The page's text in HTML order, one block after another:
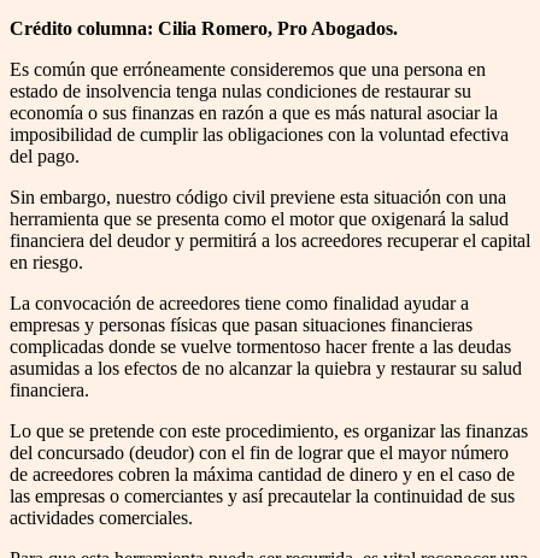
Crédito columna: Cilia Romero, Pro Abogados.
Es común que erróneamente consideremos que una persona en
estado de insolvencia tenga nulas condiciones de restaurar su
economía o sus finanzas en razón a que es más natural asociar la
imposibilidad de cumplir las obligaciones con la voluntad efectiva
del pago.
Sin embargo, nuestro código civil previene esta situación con una
herramienta que se presenta como el motor que oxigenará la salud
financiera del deudor y permitirá a los acreedores recuperar el capital
en riesgo.
La convocación de acreedores tiene como finalidad ayudar a
empresas y personas físicas que pasan situaciones financieras
complicadas donde se vuelve tormentoso hacer frente a las deudas
asumidas a los efectos de no alcanzar la quiebra y restaurar su salud
financiera.
Lo que se pretende con este procedimiento, es organizar las finanzas
del concursado (deudor) con el fin de lograr que el mayor número
de acreedores cobren la máxima cantidad de dinero y en el caso de
las empresas o comerciantes y así precautelar la continuidad de sus
actividades comerciales.